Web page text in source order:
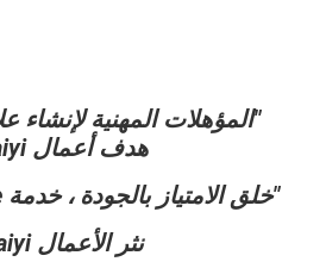
آلة التصفيح طلاء البثق
"المؤهلات المهنية لإنشاء
هدف أعمال Laiyi!
"خلق الامتياز بالجودة ، خدمة prvide بأمانة" هو
نثر الأعمال Laiyi!